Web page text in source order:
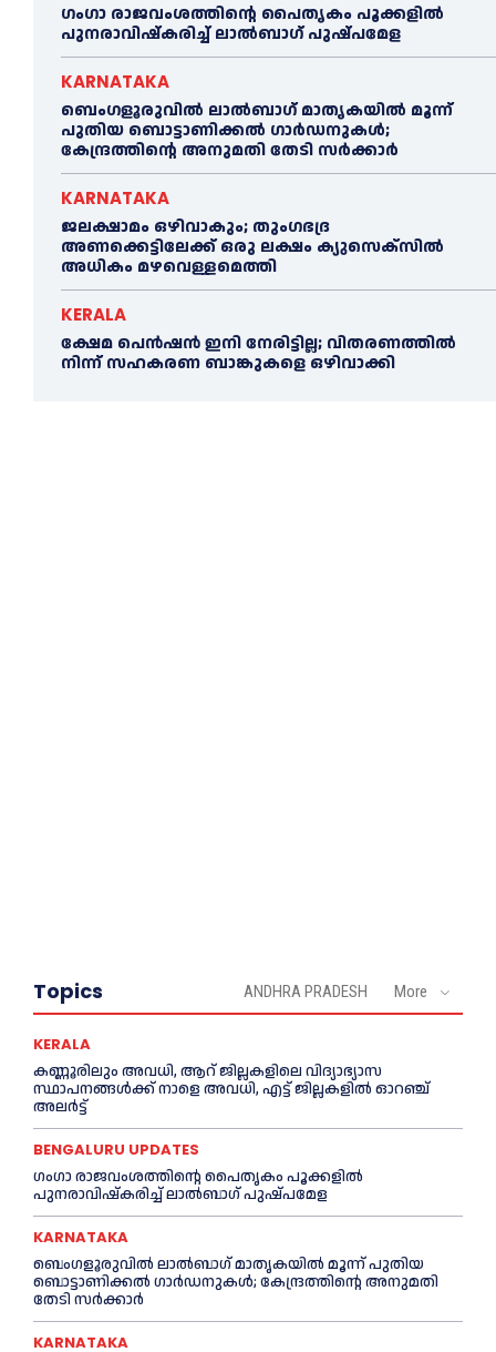
ഗംഗാ രാജവംശത്തിന്റെ പൈതൃകം പൂക്കളിൽ
പുനരാവിഷ്‌കരിച്ച് ലാൽബാഗ് പുഷ്പമേള
KARNATAKA
ബെംഗളൂരുവിൽ ലാൽബാഗ് മാതൃകയിൽ മൂന്ന്
പുതിയ ബൊട്ടാണിക്കൽ ഗാർഡനുകൾ;
കേന്ദ്രത്തിന്റെ അനുമതി തേടി സർക്കാർ
KARNATAKA
ജലക്ഷാമം ഒഴിവാകും; തുംഗഭദ്ര
അണക്കെട്ടിലേക്ക് ഒരു ലക്ഷം ക്യുസെക്സില്‍
അധികം മഴവെള്ളമെത്തി
KERALA
ക്ഷേമ പെൻഷൻ ഇനി നേരിട്ടില്ല; വിതരണത്തിൽ
നിന്ന് സഹകരണ ബാങ്കുകളെ ഒഴിവാക്കി
Topics ANDHRA PRADESH More
KERALA
കണ്ണൂരിലും അവധി, ആറ് ജില്ലകളിലെ വിദ്യാഭ്യാസ
സ്ഥാപനങ്ങൾക്ക് നാളെ അവധി, എട്ട് ജില്ലകളിൽ ഓറഞ്ച്
അലർട്ട്
BENGALURU UPDATES
ഗംഗാ രാജവംശത്തിന്റെ പൈതൃകം പൂക്കളിൽ
പുനരാവിഷ്‌കരിച്ച് ലാൽബാഗ് പുഷ്പമേള
KARNATAKA
ബെംഗളൂരുവിൽ ലാൽബാഗ് മാതൃകയിൽ മൂന്ന് പുതിയ
ബൊട്ടാണിക്കൽ ഗാർഡനുകൾ; കേന്ദ്രത്തിന്റെ അനുമതി
തേടി സർക്കാർ
KARNATAKA